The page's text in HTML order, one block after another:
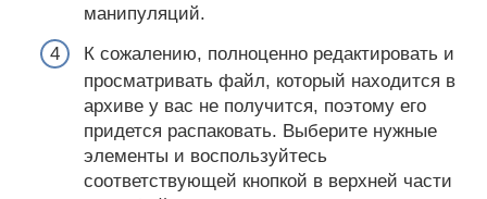
манипуляций.
К сожалению, полноценно редактировать и
просматривать файл, который находится в
архиве у вас не получится, поэтому его
придется распаковать. Выберите нужные
элементы и воспользуйтесь
соответствующей кнопкой в верхней части